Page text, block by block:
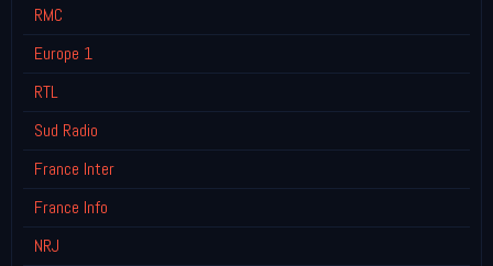
RMC
Europe 1
RTL
Sud Radio
France Inter
France Info
NRJ